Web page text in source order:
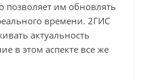
позволяет им обновлять
времени. 2ГИС
актуальность
в этом аспекте все же